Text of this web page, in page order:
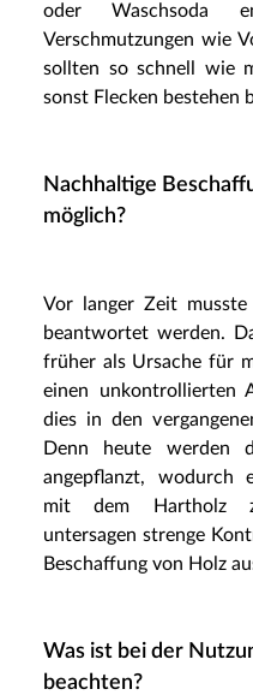
oder Waschsoda
Verschmutzungen wie
sollten so schnell wie
sonst Flecken bestehen
Nachhaltige
möglich?
Vor langer Zeit
beantwortet werden.
früher als Ursache für
einen unkontrollierten
dies in den
Denn heute werden
angepflanzt, wodurch
mit dem Hartholz
untersagen strenge
Beschaffung von Holz
Was ist bei der
beachten?